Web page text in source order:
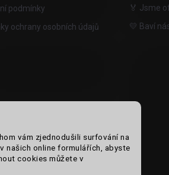
vám zjednodušili surfování na
našich online formulářích, abyste
cookies můžete v
podmínky
ochrany osobních údajů
🏅 Jsme
💛 Baví
by Icons8